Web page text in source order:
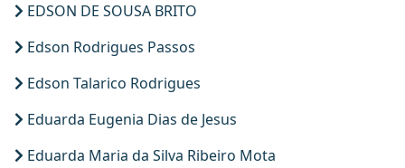
EDSON DE SOUSA BRITO
Edson Rodrigues Passos
Edson Talarico Rodrigues
Eduarda Eugenia Dias de Jesus
Eduarda Maria da Silva Ribeiro Mota